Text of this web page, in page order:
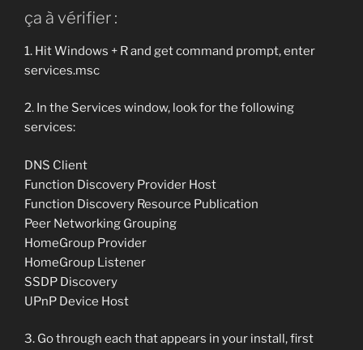
ça à vérifier :
1. Hit Windows + R and get command prompt, enter
services.msc
2. In the Services window, look for the following
services:
DNS Client
Function Discovery Provider Host
Function Discovery Resource Publication
Peer Networking Grouping
HomeGroup Provider
HomeGroup Listener
SSDP Discovery
UPnP Device Host
3. Go through each that appears in your install, first